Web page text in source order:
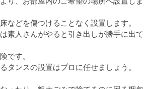
などを傷つけることなく設置します。
素人さんがやると引き出しが勝手に出て
です。
タンスの設置はプロに任せましょう。